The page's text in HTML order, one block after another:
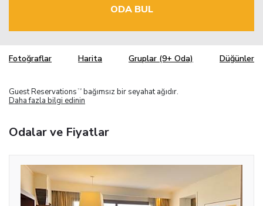
ODA BUL
Fotoğraflar Harita Gruplar (9+ Oda) Düğünler
Guest Reservations TM bağımsız bir seyahat ağıdır.
Daha fazla bilgi edinin
Odalar ve Fiyatlar